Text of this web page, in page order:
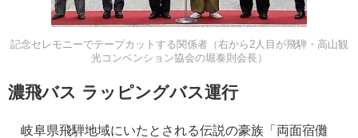
記念セレモニーでテープカットする関係者（右から2人目が飛騨・高山観
光コンベンション協会の堀泰則会長）
濃飛バス ラッピングバス運行
岐阜県飛騨地域にいたとされる伝説の豪族「両面宿儺